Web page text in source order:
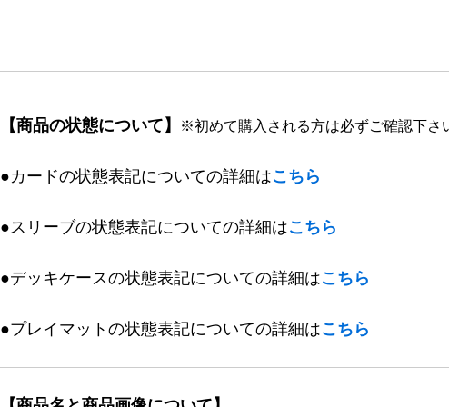
【商品の状態について】 ※初めて購入される方は必ずご確認下さ
●カードの状態表記についての詳細はこちら
●スリーブの状態表記についての詳細はこちら
●デッキケースの状態表記についての詳細はこちら
●プレイマットの状態表記についての詳細はこちら